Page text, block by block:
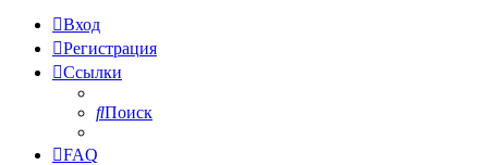
Вход
Регистрация
Ссылки
Поиск
FAQ